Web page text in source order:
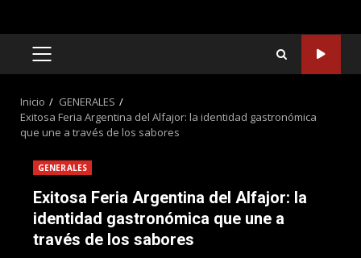
MENÚ
Inicio
GENERALES
Exitosa Feria Argentina del Alfajor: la identidad gastronómica
que une a través de los sabores
GENERALES
Exitosa Feria Argentina del Alfajor: la
identidad gastronómica que une a
través de los sabores